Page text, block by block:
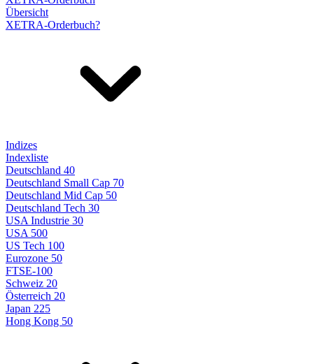
Übersicht
XETRA-Orderbuch?
Indizes
Indexliste
Deutschland 40
Deutschland Small Cap 70
Deutschland Mid Cap 50
Deutschland Tech 30
USA Industrie 30
USA 500
US Tech 100
Eurozone 50
FTSE-100
Schweiz 20
Österreich 20
Japan 225
Hong Kong 50